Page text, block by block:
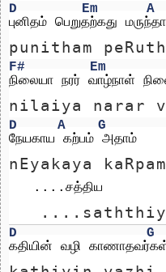
D Em A
புனிதம் பெறுதற்கது
punitham
F# Em
நிலையா நரர் வாழ்நாள்
nilaiya narar
D A G
நேயகாய கற்பம் அதாம்
nEyakaya
   ....சத்திய
D G
கதியின் வழி